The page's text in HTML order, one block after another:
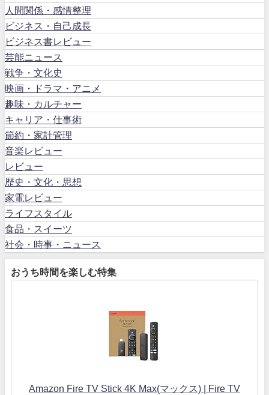
人間関係・感情整理
ビジネス・自己成長
ビジネス書レビュー
芸能ニュース
戦争・文化史
映画・ドラマ・アニメ
趣味・カルチャー
キャリア・仕事術
節約・家計管理
音楽レビュー
レビュー
歴史・文化・思想
家電レビュー
ライフスタイル
食品・スイーツ
社会・時事・ニュース
おうち時間を楽しむ特集
Amazon Fire TV Stick 4K Max(マックス) | Fire TV